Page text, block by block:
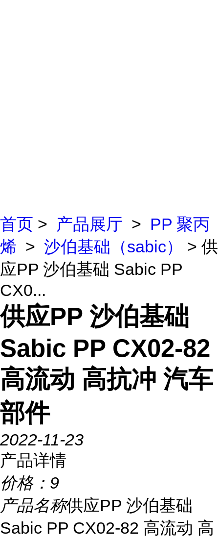
首页 > 产品展厅 > PP 聚丙
烯 > 沙伯基础（sabic）
> 供
应PP 沙伯基础 Sabic PP
CX0...
供应PP 沙伯基础
Sabic PP CX02-82
高流动 高抗冲 汽车
部件
2022-11-23
产品详情
价格： 9
产品名称供应PP 沙伯基础
Sabic PP CX02-82 高流动 高